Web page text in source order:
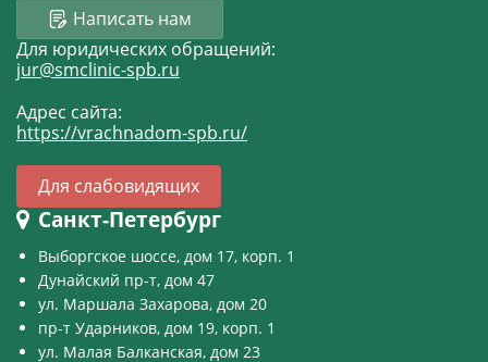
Написать нам
Для юридических обращений:
jur@smclinic-spb.ru
Адрес сайта:
https://vrachnadom-spb.ru/
Для слабовидящих
Санкт-Петербург
Выборгское шоссе, дом 17, корп. 1
Дунайский пр-т, дом 47
ул. Маршала Захарова, дом 20
пр-т Ударников, дом 19, корп. 1
ул. Малая Балканская, дом 23